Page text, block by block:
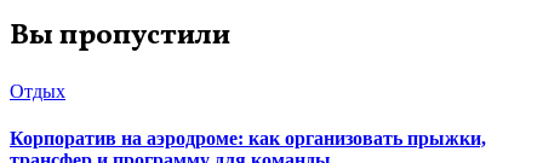
Вы пропустили
Отдых
Корпоратив на аэродроме: как организовать прыжки,